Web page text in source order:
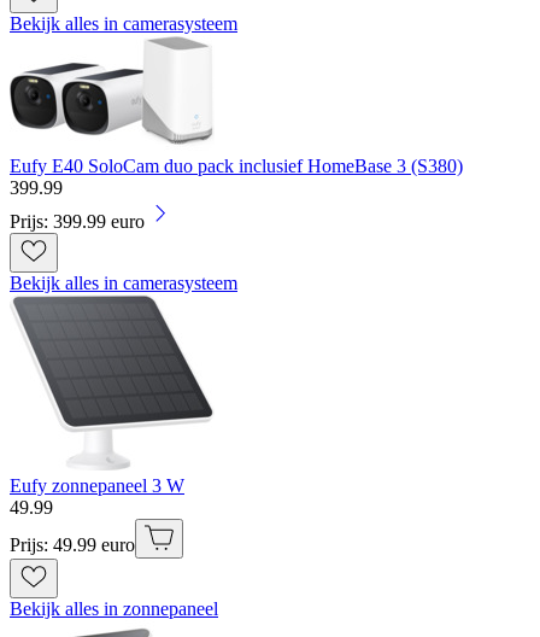
Bekijk alles in camerasysteem
Eufy E40 SoloCam duo pack inclusief HomeBase 3 (S380)
399.99
Prijs: 399.99 euro
Bekijk alles in camerasysteem
Eufy zonnepaneel 3 W
49.99
Prijs: 49.99 euro
Bekijk alles in zonnepaneel